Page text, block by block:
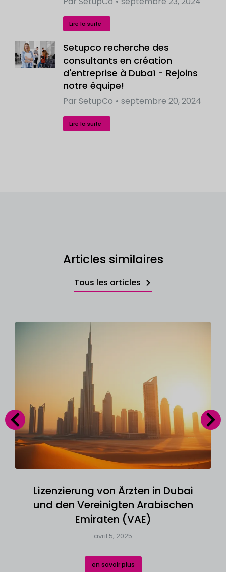
Lire la suite
Setupco recherche des
consultants en création
d'entreprise à Dubaï - Rejoins
notre équipe!
Par SetupCo septembre 20, 2024
Lire la suite
Articles similaires
Tous les articles
Lizenzierung von Ärzten in Dubai
und den Vereinigten Arabischen
Emiraten (VAE)
avril 5, 2025
en savoir plus